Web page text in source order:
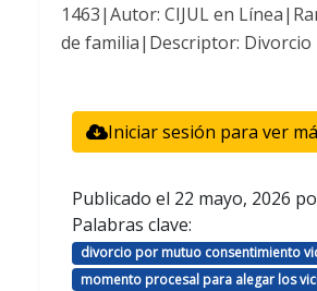
1463|Autor: CIJUL en
de familia|Descriptor: Divorcio
Iniciar sesión para ver
Publicado el 22 mayo, 2026
Palabras clave:
divorcio por mutuo consentimiento
momento procesal para alegar los